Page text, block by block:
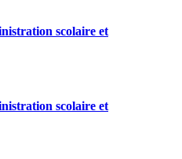
scolaire et
scolaire et